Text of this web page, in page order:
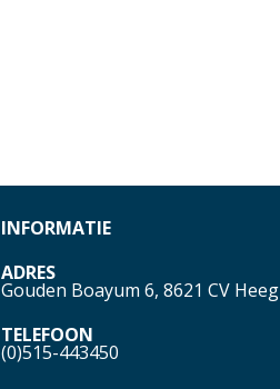
INFORMATIE
ADRES
Gouden Boayum 6, 8621 CV Heeg
TELEFOON
(0)515-443450